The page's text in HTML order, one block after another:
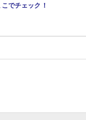
でチェック！